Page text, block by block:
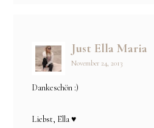
Just Ella Maria
November 24, 2013
Dankeschön :)
Liebst, Ella ♥